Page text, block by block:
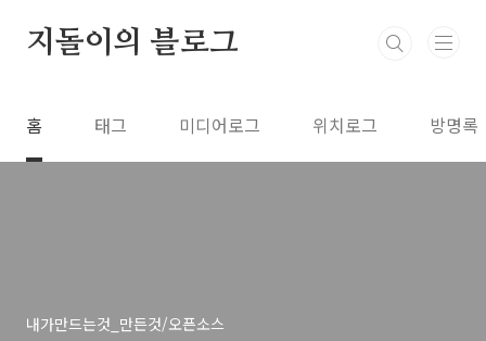
지돌이의 블로그
홈 태그 미디어로그 위치로그 방명록
내가만드는것_만든것/오픈소스